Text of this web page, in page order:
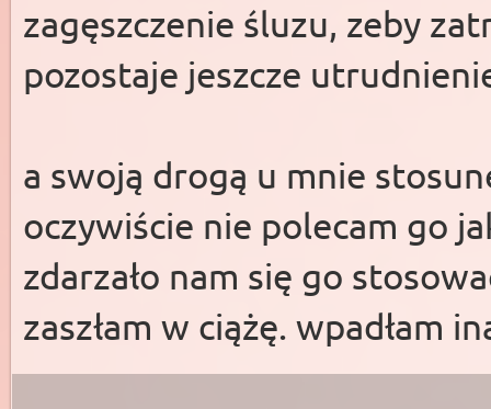
zagęszczenie śluzu, zeby
pozostaje jeszcze
a swoją drogą u mnie
oczywiście nie polecam go
zdarzało nam się go
zaszłam w ciążę. wpadłam